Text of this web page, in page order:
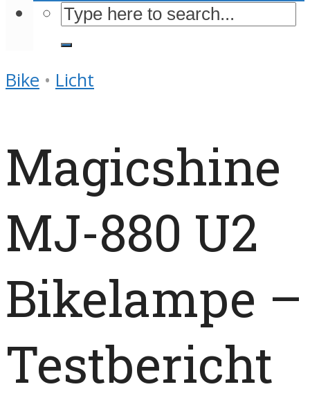
Bike • Licht
Magicshine
MJ-880 U2
Bikelampe –
Testbericht